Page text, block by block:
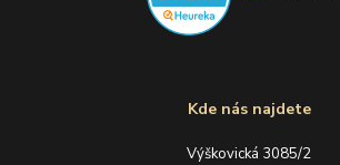
Kde nás najdete
Výškovická 3085/2